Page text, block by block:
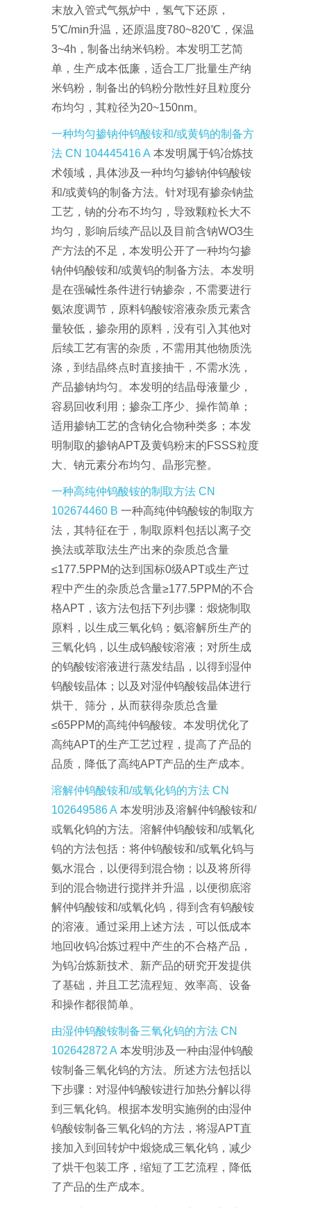
末放入管式气氛炉中，氢气下还原，
5℃/min升温，还原温度780~820℃，保温
3~4h，制备出纳米钨粉。本发明工艺简
单，生产成本低廉，适合工厂批量生产纳
米钨粉，制备出的钨粉分散性好且粒度分
布均匀，其粒径为20~150nm。
一种均匀掺钠仲钨酸铵和/或黄钨的制备方
法 CN 104445416 A 本发明属于钨冶炼技
术领域，具体涉及一种均匀掺钠仲钨酸铵
和/或黄钨的制备方法。针对现有掺杂钠盐
工艺，钠的分布不均匀，导致颗粒长大不
均匀，影响后续产品以及目前含钠WO3生
产方法的不足，本发明公开了一种均匀掺
钠仲钨酸铵和/或黄钨的制备方法。本发明
是在强碱性条件进行钠掺杂，不需要进行
氨浓度调节，原料钨酸铵溶液杂质元素含
量较低，掺杂用的原料，没有引入其他对
后续工艺有害的杂质，不需用其他物质洗
涤，到结晶终点时直接抽干，不需水洗，
产品掺钠均匀。本发明的结晶母液量少，
容易回收利用；掺杂工序少、操作简单；
适用掺钠工艺的含钠化合物种类多；本发
明制取的掺钠APT及黄钨粉末的FSSS粒度
大、钠元素分布均匀、晶形完整。
一种高纯仲钨酸铵的制取方法 CN
102674460 B 一种高纯仲钨酸铵的制取方
法，其特征在于，制取原料包括以离子交
换法或萃取法生产出来的杂质总含量
≤177.5PPM的达到国标0级APT或生产过
程中产生的杂质总含量≥177.5PPM的不合
格APT，该方法包括下列步骤：煅烧制取
原料，以生成三氧化钨；氨溶解所生产的
三氧化钨，以生成钨酸铵溶液；对所生成
的钨酸铵溶液进行蒸发结晶，以得到湿仲
钨酸铵晶体；以及对湿仲钨酸铵晶体进行
烘干、筛分，从而获得杂质总含量
≤65PPM的高纯仲钨酸铵。本发明优化了
高纯APT的生产工艺过程，提高了产品的
品质，降低了高纯APT产品的生产成本。
溶解仲钨酸铵和/或氧化钨的方法 CN
102649586 A 本发明涉及溶解仲钨酸铵和/
或氧化钨的方法。溶解仲钨酸铵和/或氧化
钨的方法包括：将仲钨酸铵和/或氧化钨与
氨水混合，以便得到混合物；以及将所得
到的混合物进行搅拌并升温，以便彻底溶
解仲钨酸铵和/或氧化钨，得到含有钨酸铵
的溶液。通过采用上述方法，可以低成本
地回收钨冶炼过程中产生的不合格产品，
为钨冶炼新技术、新产品的研究开发提供
了基础，并且工艺流程短、效率高、设备
和操作都很简单。
由湿仲钨酸铵制备三氧化钨的方法 CN
102642872 A 本发明涉及一种由湿仲钨酸
铵制备三氧化钨的方法。所述方法包括以
下步骤：对湿仲钨酸铵进行加热分解以得
到三氧化钨。根据本发明实施例的由湿仲
钨酸铵制备三氧化钨的方法，将湿APT直
接加入到回转炉中煅烧成三氧化钨，减少
了烘干包装工序，缩短了工艺流程，降低
了产品的生产成本。